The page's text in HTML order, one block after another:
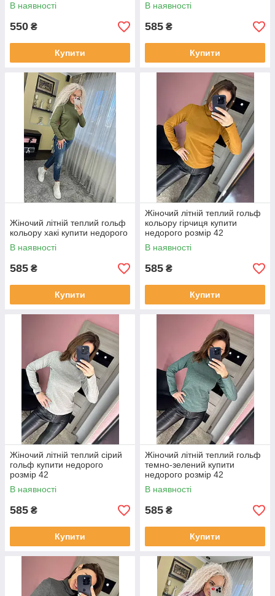
В наявності
550 ₴
Купити
В наявності
585 ₴
Купити
Жіночий літній теплий гольф
кольору хакі купити недорого
В наявності
585 ₴
Купити
Жіночий літній теплий гольф
кольору гірчиця купити
недорого розмір 42
В наявності
585 ₴
Купити
Жіночий літній теплий сірий
гольф купити недорого
розмір 42
В наявності
585 ₴
Купити
Жіночий літній теплий гольф
темно-зелений купити
недорого розмір 42
В наявності
585 ₴
Купити